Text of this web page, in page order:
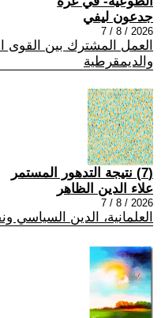
جدعون ليفي
2026 / 8 / 7
العمل المشترك بين القوى
والديمقرطية
(7) نتيجة التدهور المستمر
علاء الدين الظاهر
2026 / 8 / 7
العلمانية، الدين السياسي